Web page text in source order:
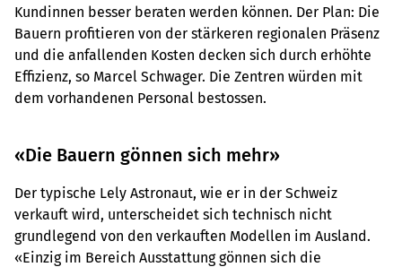
Kundinnen besser beraten werden können. Der Plan: Die
Bauern profitieren von der stärkeren regionalen Präsenz
und die anfallenden Kosten decken sich durch erhöhte
Effizienz, so Marcel Schwager. Die Zentren würden mit
dem vorhandenen Personal bestossen.
«Die Bauern gönnen sich mehr»
Der typische Lely Astronaut, wie er in der Schweiz
verkauft wird, unterscheidet sich technisch nicht
grundlegend von den verkauften Modellen im Ausland.
«Einzig im Bereich Ausstattung gönnen sich die